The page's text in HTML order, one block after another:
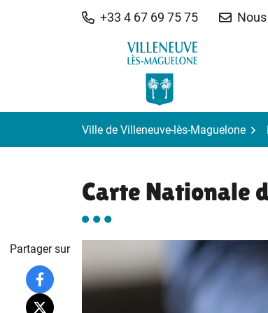
+33 4 67 69 75 75
Ville de Villeneuve-lès-Maguelone
Carte Nationale
Partager sur